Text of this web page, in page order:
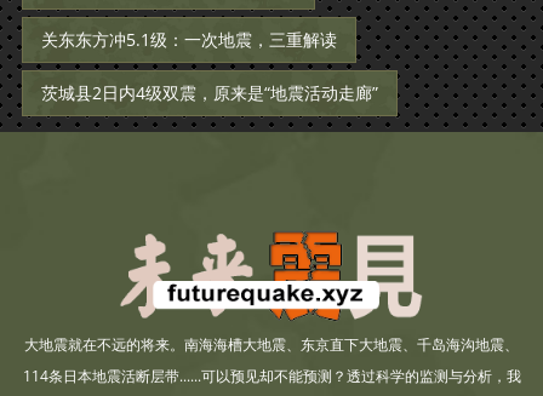
关东东方冲5.1级：一次地震，三重解读
茨城县2日内4级双震，原来是“地震活动走廊”
大地震就在不远的将来。南海海槽大地震、东京直下大地震、千岛海沟地震、
114条日本地震活断层带......可以预见却不能预测？透过科学的监测与分析，我